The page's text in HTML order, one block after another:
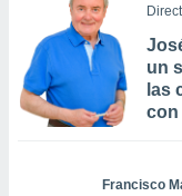
un
las
con
Francisco